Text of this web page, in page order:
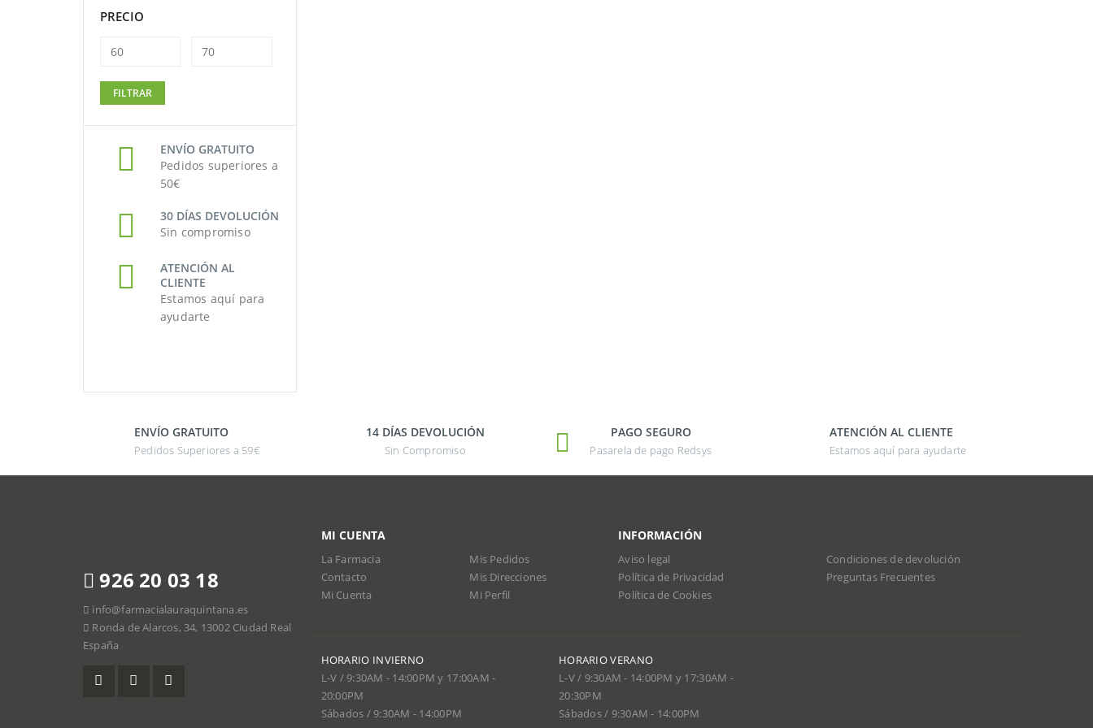
PRECIO
mínimo
máximo
FILTRAR
ENVÍO GRATUITO
Pedidos superiores a
50€
30 DÍAS DEVOLUCIÓN
Sin compromiso
ATENCIÓN AL
CLIENTE
Estamos aquí para
ayudarte
ENVÍO GRATUITO
Pedidos Superiores a 59€
14 DÍAS DEVOLUCIÓN
Sin Compromiso
PAGO SEGURO
Pasarela de pago Redsys
ATENCIÓN AL CLIENTE
Estamos aquí para ayudarte
926 20 03 18
info@farmacialauraquintana.es
Ronda de Alarcos, 34, 13002 Ciudad Real
España
MI CUENTA
La Farmacia
Contacto
Mi Cuenta
Mis Pedidos
Mis Direcciones
Mi Perfil
INFORMACIÓN
Aviso legal
Política de Privacidad
Política de Cookies
Condiciones de devolución
Preguntas Frecuentes
HORARIO INVIERNO
L-V / 9:30AM - 14:00PM y 17:00AM -
20:00PM
Sábados / 9:30AM - 14:00PM
HORARIO VERANO
L-V / 9:30AM - 14:00PM y 17:30AM -
20:30PM
Sábados / 9:30AM - 14:00PM